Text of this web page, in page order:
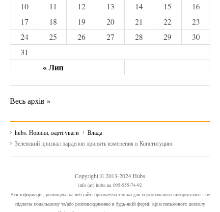
« Лип
10
11 12 13 14 15
16
17
18 19 20 21 22
23
24
25 26 27 28 29
30
31
Весь архів »
hubs. Новини, варті уваги
Влада
Зеленский призвал нардепов принять изменения в Конституцию
Copyright © 2013-2024 Hubs
info (at) hubs.ua 095-555-74-92
Вся інформація, розміщена на веб-сайті призначена тільки для персонального використання і не
підлягає подальшому та/або розповсюдженню в будь-якій формі, крім письмового дозволу